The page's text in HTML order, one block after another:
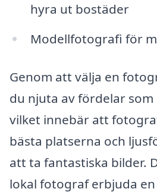
hyra ut bostäder
Modellfotografi för
Genom att välja en
du njuta av fördelar
vilket innebär att
bästa platserna och
att ta fantastiska bilder.
lokal fotograf erbjuda